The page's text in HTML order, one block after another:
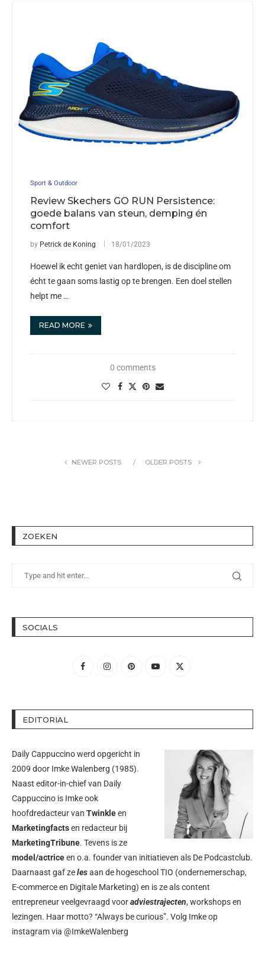
Sport & Outdoor
Review Skechers GO RUN Persistence:
goede balans van steun, demping én
comfort
by Petrick de Koning 18/01/2023
Hoewel ik echt geniet van hardlopen, is de discipline om
écht te gaan soms lastig op te brengen. Een doel stellen
helpt me …
READ MORE
0 comments
NEWER POSTS OLDER POSTS
ZOEKEN
SOCIALS
EDITORIAL
Daily Cappuccino werd opgericht in
2009 door Imke Walenberg (1985).
Naast editor-in-chief van Daily
Cappuccino is Imke ook
hoofdredacteur van Twinkleen
Marketingfactsen redacteur bij
MarketingTribune. Tevens is ze
model/actriceen o.a. founder van initiatieven als De Podcastclub.
Daarnaast gaf zelesaan de hogeschool TIO (ondernemerschap,
E-commerce en Digitale Marketing) en is ze als content
entrepreneur veelgevraagd vooradviestrajecten, workshops en
lezingen. Haar motto? “Always be curious”. Volg Imke op
instagram via @ImkeWalenberg